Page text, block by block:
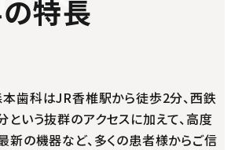
特長
歯科はJR香椎駅から徒歩2分、西鉄
いう抜群のアクセスに加えて、高度
新の機器など、多くの患者様からご信